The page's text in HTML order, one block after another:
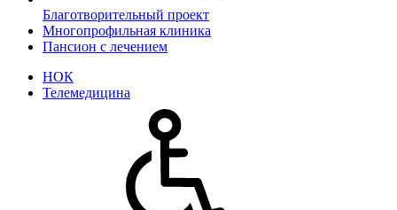
Благотворительный проект
Многопрофильная клиника
Пансион с лечением
НОК
Телемедицина